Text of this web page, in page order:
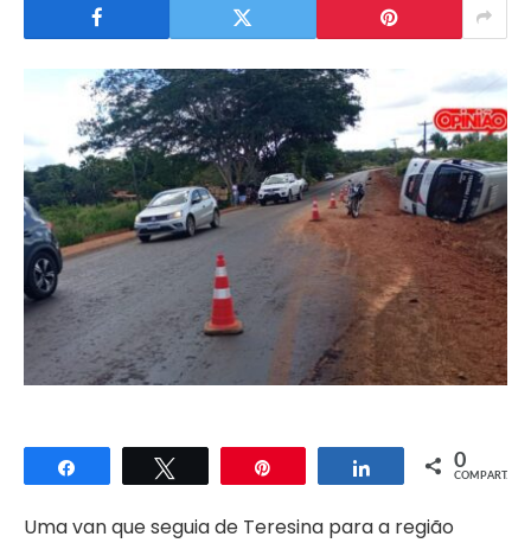
Compartilhar Compartilhar
0
COMPART.
Uma van que seguia de Teresina para a região